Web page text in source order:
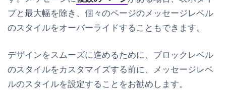
プと最大幅を除き、個々のページのメッセージレベル
のスタイルをオーバーライドすることもできます。
デザインをスムーズに進めるために、ブロックレベル
のスタイルをカスタマイズする前に、メッセージレベ
ルのスタイルを設定することをお勧めします。